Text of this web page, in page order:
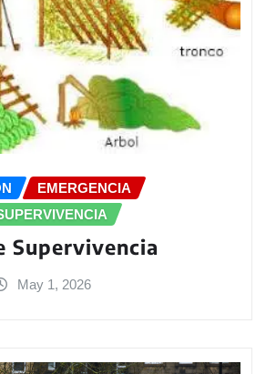
EMERGENCIA
Supervivencia
May 1, 2026